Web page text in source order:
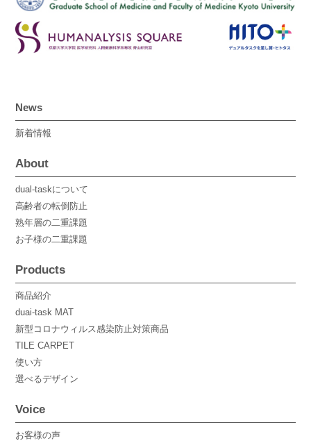
News
新着情報
About
dual-taskについて
高齢者の転倒防止
熟年層の二重課題
お子様の二重課題
Products
商品紹介
duai-task MAT
新型コロナウィルス感染防止対策商品
TILE CARPET
使い方
選べるデザイン
Voice
お客様の声